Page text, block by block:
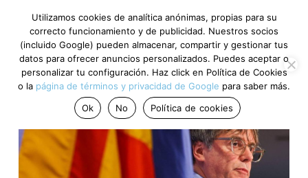
Utilizamos cookies de analítica anónimas, propias para su
correcto funcionamiento y de publicidad. Nuestros socios
(incluido Google) pueden almacenar, compartir y gestionar tus
datos para ofrecer anuncios personalizados. Puedes aceptar o
personalizar tu configuración. Haz click en Política de Cookies
o la página de términos y privacidad de Google para saber más.
Ok
No Política de cookies